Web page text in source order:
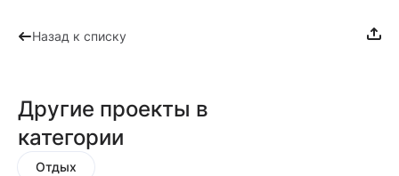
Назад к списку
Другие проекты в
категории
Отдых